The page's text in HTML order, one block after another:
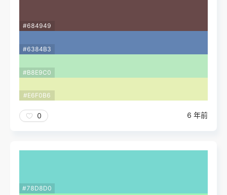
#684949
#6384B3
#B8E9C0
#E6F0B6
0 6 年前
#78D8D0